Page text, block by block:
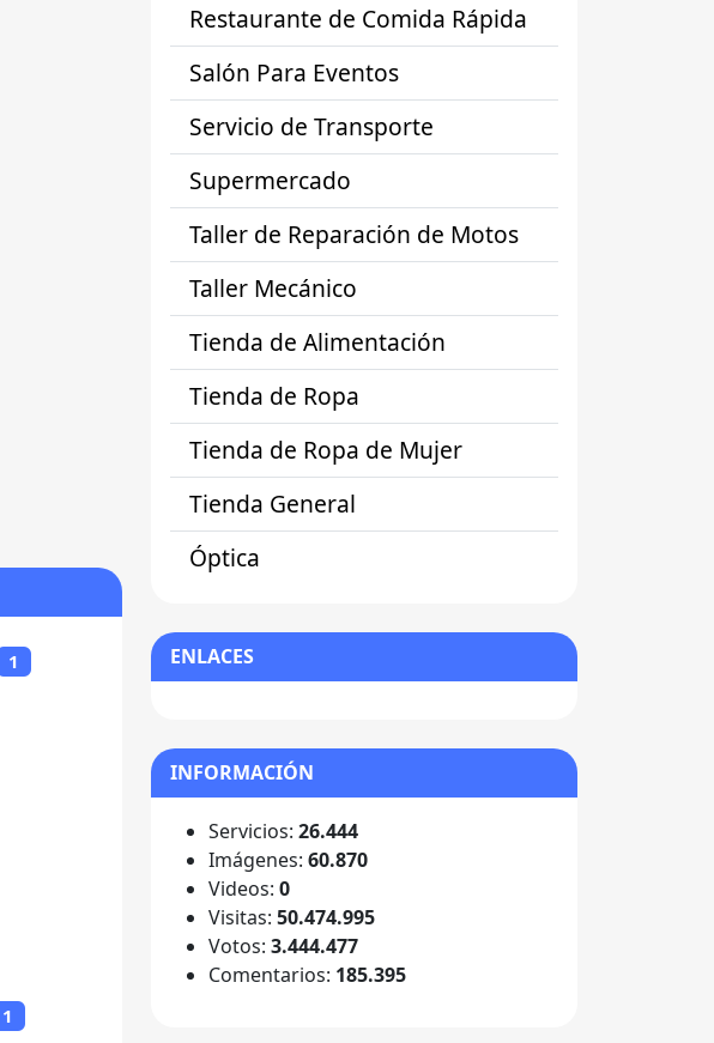
1
1
Restaurante de Comida Rápida
Salón Para Eventos
Servicio de Transporte
Supermercado
Taller de Reparación de Motos
Taller Mecánico
Tienda de Alimentación
Tienda de Ropa
Tienda de Ropa de Mujer
Tienda General
Óptica
ENLACES
INFORMACIÓN
Servicios: 26.444
Imágenes: 60.870
Videos: 0
Visitas: 50.474.995
Votos: 3.444.477
Comentarios: 185.395